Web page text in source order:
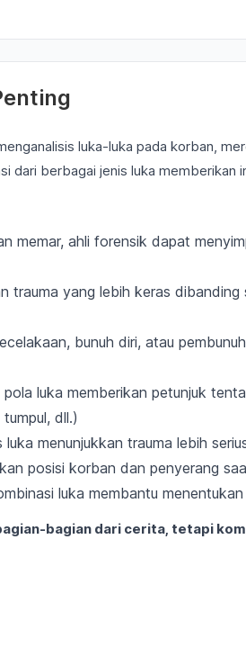
luka-luka pada korban,
dari berbagai jenis luka memberikan
memar, ahli forensik dapat
trauma yang lebih keras dibanding
bunuh diri, atau
luka memberikan petunjuk
dll.)
menunjukkan trauma lebih
posisi korban dan penyerang
luka membantu
bagian dari cerita, tetapi